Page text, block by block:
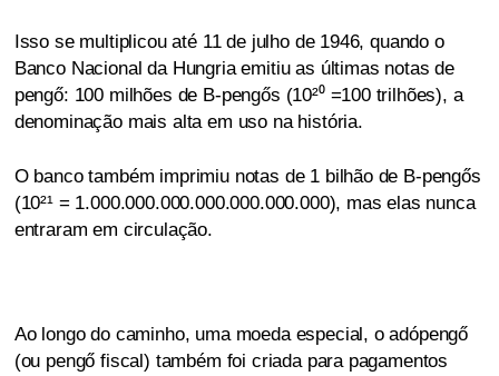
Isso se multiplicou até 11 de julho de 1946, quando o
Banco Nacional da Hungria emitiu as últimas notas de
pengő: 100 milhões de B-pengős (10²⁰ =100 trilhões), a
denominação mais alta em uso na história.
O banco também imprimiu notas de 1 bilhão de B-pengős
(10²¹ = 1.000.000.000.000.000.000.000), mas elas nunca
entraram em circulação.
Ao longo do caminho, uma moeda especial, o adópengő
(ou pengő fiscal) também foi criada para pagamentos